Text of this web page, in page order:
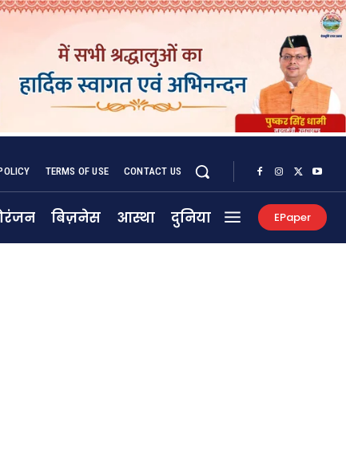
TERMS OF USE CONTACT US
बिज़नेस आस्था दुनिया EPaper